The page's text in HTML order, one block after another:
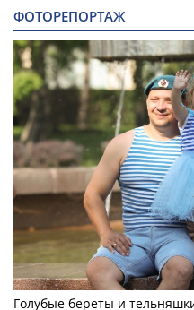
ФОТОРЕПОРТАЖ
Голубые береты и